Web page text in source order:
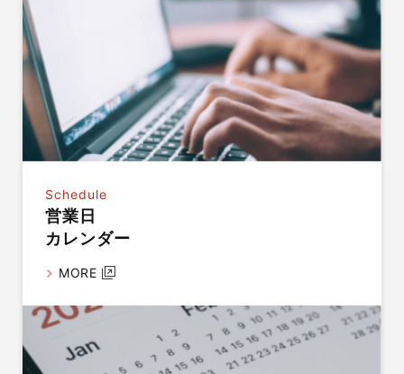
Schedule
営業日
カレンダー
MORE